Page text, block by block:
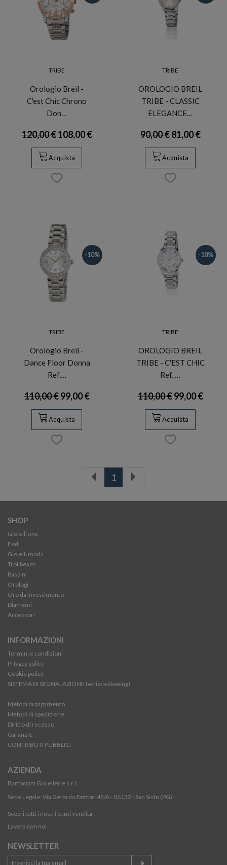
TRIBE
Orologio Breil -
C'est Chic Chrono
Don…
120,00 €108,00 €
Acquista
TRIBE
OROLOGIO BREIL
TRIBE - CLASSIC
ELEGANCE…
90,00 €81,00 €
Acquista
-10%
TRIBE
Orologio Breil -
Dance Floor Donna
Ref.…
110,00 €99,00 €
Acquista
-10%
TRIBE
OROLOGIO BREIL
TRIBE - C'EST CHIC
Ref. …
110,00 €99,00 €
Acquista
1
SHOP
Gioielli oro
Fedi
Gioielli moda
Trollbeads
Raspini
Orologi
Oro da investimento
Diamanti
Accessori
INFORMAZIONI
Termini e condizioni
Privacy policy
Cookie policy
SISTEMA DI SEGNALAZIONE (whistleblowing)
Metodi di pagamento
Metodi di spedizione
Diritto di recesso
Garanzie
CONTRIBUTI PUBBLICI
AZIENDA
Bartoccini Gioiellerie s.r.l.
Sede Legale: Via Gerardo Dottori 45/A - 06132 - San Sisto (PG)
Scopri tutti i nostri punti vendita
Lavora con noi
NEWSLETTER